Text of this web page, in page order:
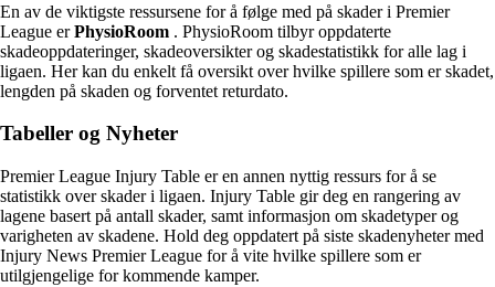
En av de viktigste ressursene for å følge med på skader i Premier
League erPhysioRoom . PhysioRoom tilbyr oppdaterte
skadeoppdateringer, skadeoversikter og skadestatistikk for alle lag i
ligaen. Her kan du enkelt få oversikt over hvilke spillere som er skadet,
lengden på skaden og forventet returdato.
Tabeller og Nyheter
Premier League Injury Table er en annen nyttig ressurs for å se
statistikk over skader i ligaen. Injury Table gir deg en rangering av
lagene basert på antall skader, samt informasjon om skadetyper og
varigheten av skadene. Hold deg oppdatert på siste skadenyheter med
Injury News Premier League for å vite hvilke spillere som er
utilgjengelige for kommende kamper.